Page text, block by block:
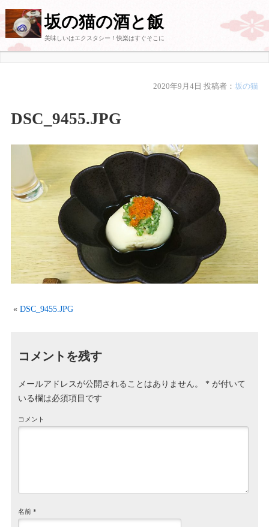
坂の猫の酒と飯
美味しいはエクスタシー！快楽はすぐそこに
2020年9月4日 投稿者：坂の猫
DSC_9455.JPG
«DSC_9455.JPG
コメントを残す
メールアドレスが公開されることはありません。 * が付いて
いる欄は必須項目です
コメント
名前*